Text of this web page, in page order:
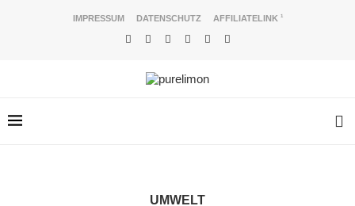
IMPRESSUM DATENSCHUTZ AFFILIATELINK 1
UMWELT